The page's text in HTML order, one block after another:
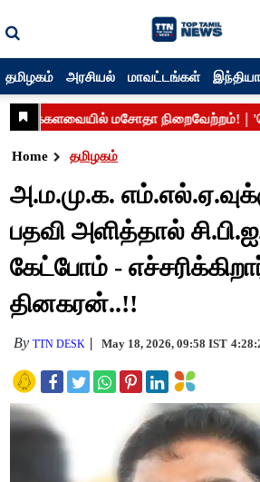
தமிழகம் அரசியல் மாவட்டங்கள் இந்தியா
Home தமிழகம்
அ.ம.மு.க.
பதவி அளித்தால்
கேட்போம் -
தினகரன்..!!
ByTTN DESK May 18, 2026, 09:58 IST